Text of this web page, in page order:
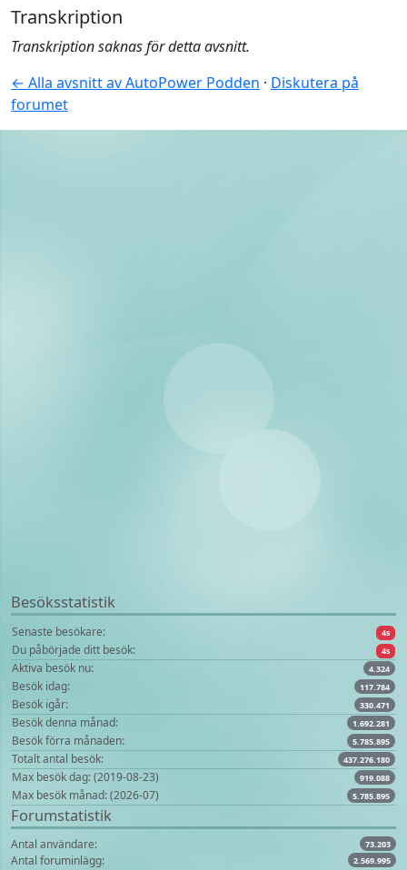
Transkription
Transkription saknas för detta avsnitt.
← Alla avsnitt av AutoPower Podden · Diskutera på
forumet
Besöksstatistik
Senaste besökare: 4s
Du påbörjade ditt besök: 4s
Aktiva besök nu: 4.324
Besök idag: 117.784
Besök igår: 330.471
Besök denna månad: 1.692.281
Besök förra månaden: 5.785.895
Totalt antal besök: 437.276.180
Max besök dag: (2019-08-23) 919.088
Max besök månad: (2026-07) 5.785.895
Forumstatistik
Antal användare: 73.203
Antal foruminlägg: 2.569.995